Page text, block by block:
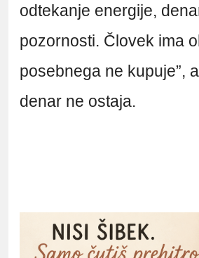
odtekanje energije,
pozornosti. Človek ima
posebnega ne kupuje”,
denar ne ostaja.